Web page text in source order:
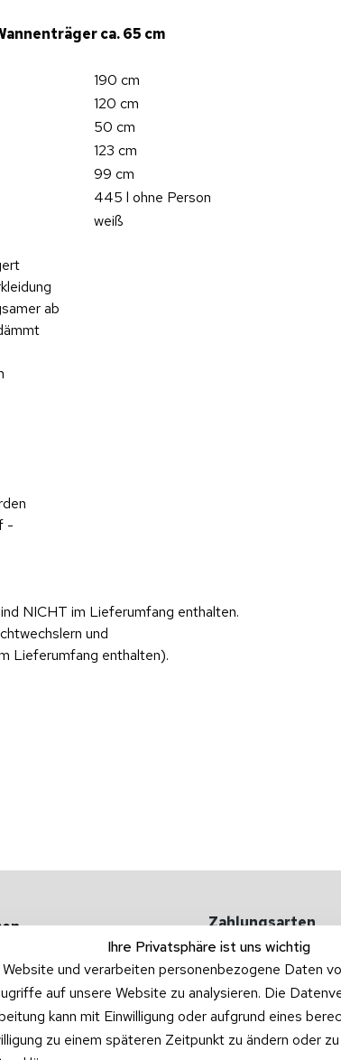
ca. 65 cm
190 cm
120 cm
50 cm
123 cm
99 cm
445 l ohne Person
weiß
ab
-
NICHT im Lieferumfang enthalten.
und
Lieferumfang enthalten).
Ihre Privatsphäre ist uns wichtig
und verarbeiten personenbezogene Daten
auf unsere Website zu analysieren. Die
kann mit Einwilligung oder aufgrund eines
zu einem späteren Zeitpunkt zu ändern oder
Zahlungsarten